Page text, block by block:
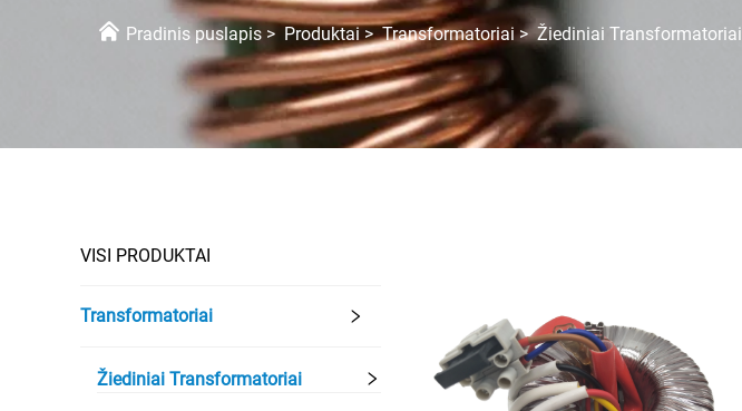
Pradinis puslapis > Produktai>Transformatoriai>Žiediniai Transformatoriai
VISI PRODUKTAI
Transformatoriai
Žiediniai Transformatoriai